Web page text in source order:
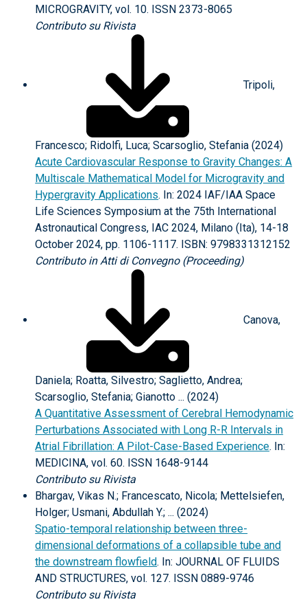
MICROGRAVITY, vol. 10. ISSN 2373-8065
Contributo su Rivista
Tripoli,
Francesco; Ridolfi, Luca; Scarsoglio, Stefania (2024)
Acute Cardiovascular Response to Gravity Changes: A
Multiscale Mathematical Model for Microgravity and
Hypergravity Applications. In: 2024 IAF/IAA Space
Life Sciences Symposium at the 75th International
Astronautical Congress, IAC 2024, Milano (Ita), 14-18
October 2024, pp. 1106-1117. ISBN: 9798331312152
Contributo in Atti di Convegno (Proceeding)
Canova,
Daniela; Roatta, Silvestro; Saglietto, Andrea;
Scarsoglio, Stefania; Gianotto ... (2024)
A Quantitative Assessment of Cerebral Hemodynamic
Perturbations Associated with Long R-R Intervals in
Atrial Fibrillation: A Pilot-Case-Based Experience. In:
MEDICINA, vol. 60. ISSN 1648-9144
Contributo su Rivista
Bhargav, Vikas N.; Francescato, Nicola; Mettelsiefen,
Holger; Usmani, Abdullah Y.; ... (2024)
Spatio-temporal relationship between three-
dimensional deformations of a collapsible tube and
the downstream flowfield. In: JOURNAL OF FLUIDS
AND STRUCTURES, vol. 127. ISSN 0889-9746
Contributo su Rivista